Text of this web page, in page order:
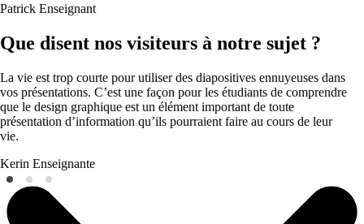
Patrick Enseignant
Que disent nos visiteurs à notre sujet ?
La vie est trop courte pour utiliser des diapositives ennuyeuses dans
vos présentations. C’est une façon pour les étudiants de comprendre
que le design graphique est un élément important de toute
présentation d’information qu’ils pourraient faire au cours de leur
vie.
Kerin Enseignante